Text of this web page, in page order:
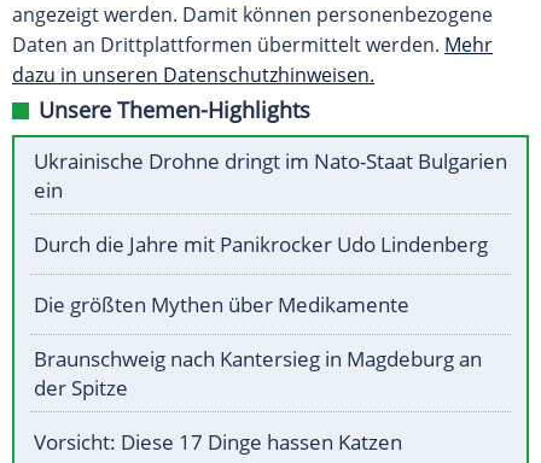
angezeigt werden. Damit können personenbezogene
Daten an Drittplattformen übermittelt werden. Mehr
dazu in unseren Datenschutzhinweisen.
Unsere Themen-Highlights
Ukrainische Drohne dringt im Nato-Staat Bulgarien
ein
Durch die Jahre mit Panikrocker Udo Lindenberg
Die größten Mythen über Medikamente
Braunschweig nach Kantersieg in Magdeburg an
der Spitze
Vorsicht: Diese 17 Dinge hassen Katzen